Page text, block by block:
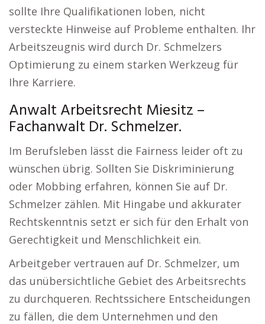
sollte Ihre Qualifikationen loben, nicht
versteckte Hinweise auf Probleme enthalten. Ihr
Arbeitszeugnis wird durch Dr. Schmelzers
Optimierung zu einem starken Werkzeug für
Ihre Karriere.
Anwalt Arbeitsrecht Miesitz –
Fachanwalt Dr. Schmelzer.
Im Berufsleben lässt die Fairness leider oft zu
wünschen übrig. Sollten Sie Diskriminierung
oder Mobbing erfahren, können Sie auf Dr.
Schmelzer zählen. Mit Hingabe und akkurater
Rechtskenntnis setzt er sich für den Erhalt von
Gerechtigkeit und Menschlichkeit ein.
Arbeitgeber vertrauen auf Dr. Schmelzer, um
das unübersichtliche Gebiet des Arbeitsrechts
zu durchqueren. Rechtssichere Entscheidungen
zu fällen, die dem Unternehmen und den